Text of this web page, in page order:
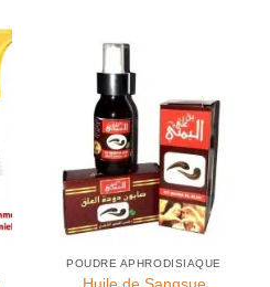
POUDRE APHRODISIAQUE